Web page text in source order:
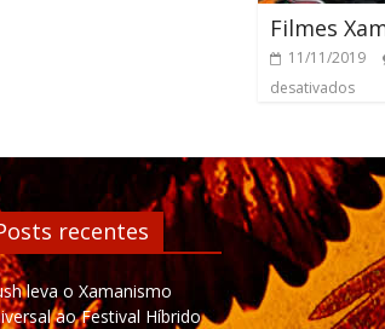
Filmes
11/11/2019
desativados
recentes
leva o Xamanismo
ao Festival Híbrido